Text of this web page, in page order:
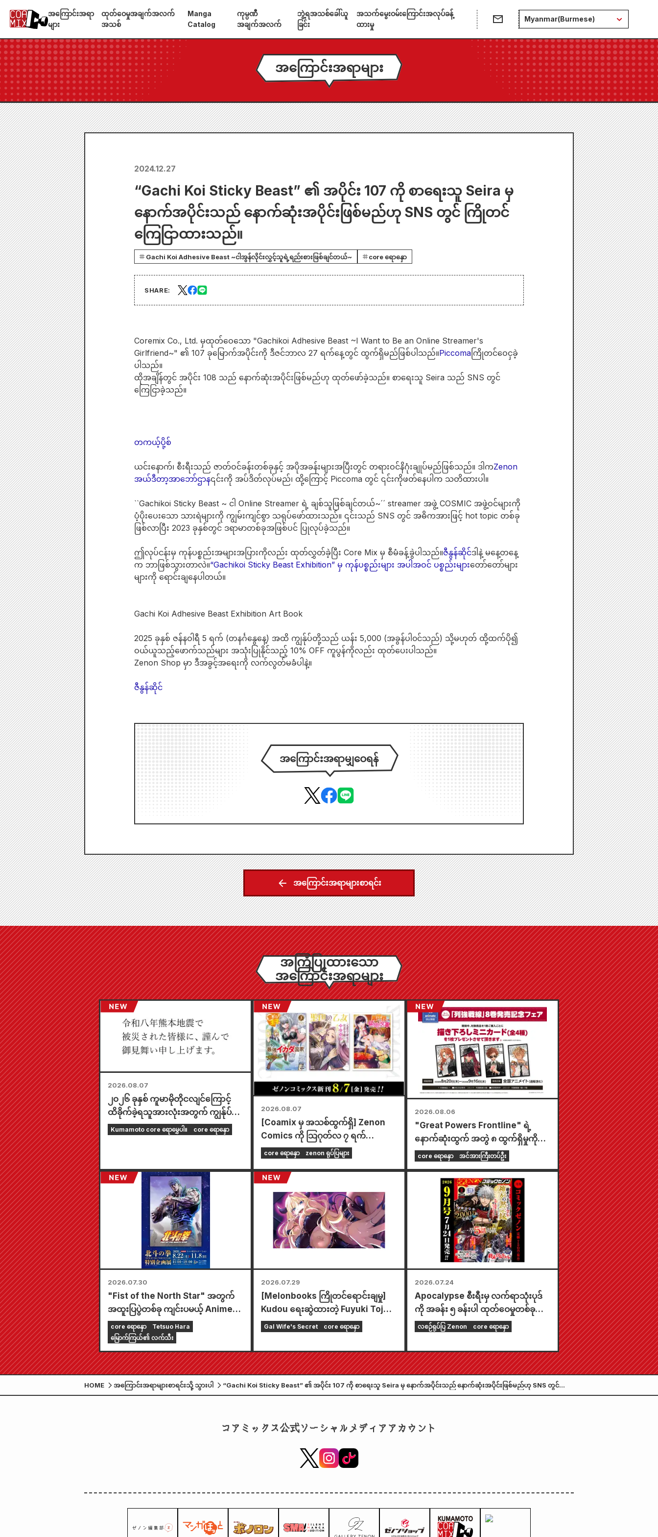
အကြောင်းအရာ
များ
ထုတ်ဝေမှုအချက်အလက်
အသစ်
Manga
Catalog
ကုမ္ပဏီ
အချက်အလက်
ဘွဲ့ရအသစ်ခေါ်ယူ
ခြင်း
အသက်မွေးဝမ်းကြောင်းအလုပ်ခန့်
ထားမှု
Myanmar(Burmese)
အကြောင်းအရာများ
2024.12.27
“Gachi Koi Sticky Beast” ၏ အပိုင်း 107 ကို စာရေးသူ Seira မှ
နောက်အပိုင်းသည် နောက်ဆုံးအပိုင်းဖြစ်မည်ဟု SNS တွင် ကြိုတင်
ကြေငြာထားသည်။
Gachi Koi Adhesive Beast ~ငါအွန်လိုင်းလွှင့်သူရဲ့ရည်းစားဖြစ်ချင်တယ်~ core ရောနှော
SHARE:
Coremix Co., Ltd. မှထုတ်ဝေသော "Gachikoi Adhesive Beast ~I Want to Be an Online Streamer's
Girlfriend~" ၏ 107 ခုမြောက်အပိုင်းကို ဒီဇင်ဘာလ 27 ရက်နေ့တွင် ထွက်ရှိမည်ဖြစ်ပါသည်။Piccoma ကြိုတင်ဝေငှခဲ့
ပါသည်။
ထိုအချိန်တွင် အပိုင်း 108 သည် နောက်ဆုံးအပိုင်းဖြစ်မည်ဟု ထုတ်ဖော်ခဲ့သည်။ စာရေးသူ Seira သည် SNS တွင်
ကြေငြာခဲ့သည်။
တကယ့်ပို့စ်
ယင်းနောက်၊ စီးရီးသည် ဇာတ်ဝင်ခန်းတစ်ခုနှင့် အပိုအခန်းများအပြီးတွင် တရားဝင်နိဂုံးချုပ်မည်ဖြစ်သည်။ ဒါကZenon
အယ်ဒီတာ့အာဘော်ဌာန၎င်းကို အပ်ဒိတ်လုပ်မည်၊ ထို့ကြောင့် Piccoma တွင် ၎င်းကိုဖတ်နေပါက သတိထားပါ။
``Gachikoi Sticky Beast ~ ငါ Online Streamer ရဲ့ ချစ်သူဖြစ်ချင်တယ်~´´ streamer အဖွဲ့ COSMIC အဖွဲ့ဝင်များကို
ပံ့ပိုးပေးသော သားရဲများကို ကျွမ်းကျင်စွာ သရုပ်ဖော်ထားသည်။ ၎င်းသည် SNS တွင် အဓိကအားဖြင့် hot topic တစ်ခု
ဖြစ်လာပြီး 2023 ခုနှစ်တွင် ဒရာမာတစ်ခုအဖြစ်ပင် ပြုလုပ်ခဲ့သည်။
ဤလုပ်ငန်းမှ ကုန်ပစ္စည်းအများအပြားကိုလည်း ထုတ်လွှတ်ခဲ့ပြီး Core Mix မှ စီမံခန့်ခွဲပါသည်။ဇီနွန်ဆိုင်ဒါနဲ့ မနေ့တနေ့
က ဘာဖြစ်သွားတာလဲ။“Gachikoi Sticky Beast Exhibition” မှ ကုန်ပစ္စည်းများ အပါအဝင် ပစ္စည်းများတော်တော်များ
များကို ရောင်းချနေပါတယ်။
Gachi Koi Adhesive Beast Exhibition Art Book
2025 ခုနှစ် ဇန်နဝါရီ 5 ရက် (တနင်္ဂနွေနေ့) အထိ ကျွန်ုပ်တို့သည် ယန်း 5,000 (အခွန်ပါ၀င်သည်) သို့မဟုတ် ထို့ထက်ပို၍
ဝယ်ယူသည့်ဖောက်သည်များ အသုံးပြုနိုင်သည့် 10% OFF ကူပွန်ကိုလည်း ထုတ်ပေးပါသည်။
Zenon Shop မှာ ဒီအခွင့်အရေးကို လက်လွတ်မခံပါနဲ့။
ဇီနွန်ဆိုင်
အကြောင်းအရာမျှဝေရန်
အကြောင်းအရာများစာရင်း
အကြံပြုထားသော
အကြောင်းအရာများ
2026.08.07
၂၀၂၆ ခုနှစ် ကူမာမိုတိုငလျင်ကြောင့်
ထိခိုက်ခဲ့ရသူအားလုံးအတွက် ကျွန်ုပ်
တို့၏ အနက်ရှိုင်းဆုံး စာနာမှုကို ဖော်ပြ
Kumamoto core ရောမွှေပါ။ core ရောနှော
2026.08.07
[Coamix မှ အသစ်ထွက်ရှိ] Zenon
Comics ကို သြဂုတ်လ ၇ ရက်
(သောကြာနေ့) တွင် ရောင်းချပေးနေပါ
ပြီ။
core ရောနှော zenon ရုပ်ပြများ
2026.08.06
"Great Powers Frontline" ရဲ့
နောက်ဆုံးထွက် အတွဲ ၈ ထွက်ရှိမှုကို
ဂုဏ်ပြုတဲ့အနေနဲ့ သြဂုတ်လ ၂၀ ရက်နေ့
ကစပြီး တစ်နိုင်ငံလုံးက Animate ဆိုင်
တွေမှာ အချိန်အကန့်အသတ်နဲ့ ပြပွဲတစ်
ခု ကျင်းပသွားမှာဖြစ်ပြီး အထူးကံစမ်းမဲ
ဖောက်ထားတဲ့ mini card (စုစုပေါင်း
အမျိုးအစား ၄ မျိုး) ကို ရရှိနိုင်မှာပါ။
core ရောနှော အင်အားကြီးတပ်ဦး
2026.07.30
"Fist of the North Star" အတွက်
အထူးပြပွဲတစ်ခု ကျင်းပမယ့် Anime
Tokyo Station!!
core ရောနှော
Tetsuo Hara
မြောက်ကြယ်၏ လက်သီး
2026.07.29
[Melonbooks ကြိုတင်ရောင်းချမှု]
Kudou ရေးဆွဲထားတဲ့ Fuyuki Tojo
ရဲ့ အံ့မခန်းလှပတဲ့ ရုပ်ပုံပါတဲ့ အထူး
ထုတ် အစုံအတွက် ကြိုတင်မှာယူနိုင်ပါ
ပြီ။ "The Secret of the Gal
Bride" ရဲ့ နောက်ဆုံးထွက် အတွဲ ၆ ကို
အောက်တိုဘာလ ၂၀ ရက်နေ့မှာ ဖြန့်ချိဖို့
Gal Wife's Secret core ရောနှော
2026.07.24
Apocalypse စီးရီးမှ လက်ရာသုံးပုဒ်
ကို အခန်း ၅ ခန်းပါ ထုတ်ဝေမှုတစ်ခု
တည်းတွင် ဖော်ပြထားပါသည်။ "၂၀၂၆
Comic Zenon" ကို ဇူလိုင်လ ၂၄ ရက်
နေ့တွင် ရောင်းချပေးပါမည်။
လစဉ်ရုပ်ပြ Zenon core ရောနှော
HOME အကြောင်းအရာများစာရင်းသို့ သွားပါ
“Gachi Koi Sticky Beast” ၏ အပိုင်း 107 ကို စာရေးသူ Seira မှ နောက်အပိုင်းသည် နောက်ဆုံးအပိုင်းဖြစ်မည်ဟု SNS တွင်
ကြိုတင်ကြေငြာထားသည်။
コアミックス公式ソーシャルメディアアカウント